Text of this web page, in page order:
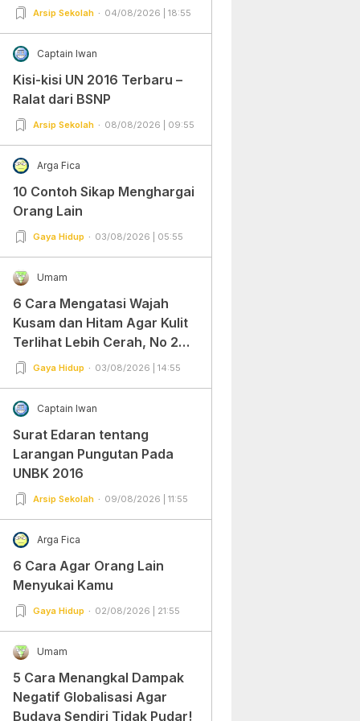
Arsip Sekolah 04/08/2026 | 18:55
Captain Iwan
Kisi-kisi UN 2016 Terbaru –
Ralat dari BSNP
Arsip Sekolah 08/08/2026 | 09:55
Arga Fica
10 Contoh Sikap Menghargai
Orang Lain
Gaya Hidup 03/08/2026 | 05:55
Umam
6 Cara Mengatasi Wajah
Kusam dan Hitam Agar Kulit
Terlihat Lebih Cerah, No 2
Gampang Banget dan Mudah
Gaya Hidup 03/08/2026 | 14:55
Captain Iwan
Surat Edaran tentang
Larangan Pungutan Pada
UNBK 2016
Arsip Sekolah 09/08/2026 | 11:55
Arga Fica
6 Cara Agar Orang Lain
Menyukai Kamu
Gaya Hidup 02/08/2026 | 21:55
Umam
5 Cara Menangkal Dampak
Negatif Globalisasi Agar
Budaya Sendiri Tidak Pudar!